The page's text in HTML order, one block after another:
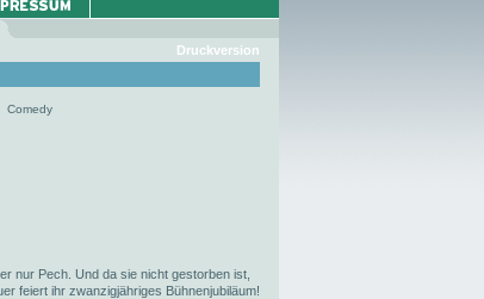
Druckversion
Comedy
nur Pech. Und da sie nicht gestorben ist,
feiert ihr zwanzigjähriges Bühnenjubiläum!